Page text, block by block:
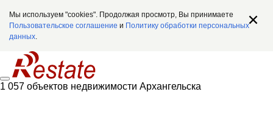
Мы используем "cookies". Продолжая просмотр, Вы принимаете
Пользовательское соглашение и Политику обработки персональных
данных.
1 057 объектов недвижимости Архангельска